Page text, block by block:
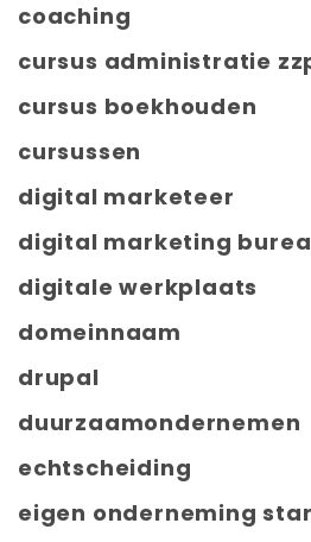
coaching
cursus administratie
cursus boekhouden
cursussen
digital marketeer
digital marketing
digitale werkplaats
domeinnaam
drupal
duurzaamondernemen
echtscheiding
eigen onderneming